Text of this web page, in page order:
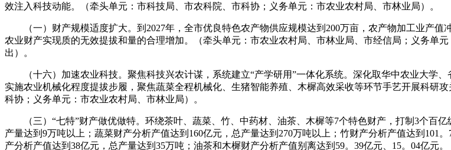
效注入科技动能。（牵头单元：市科技局、市农科院、市科协；义务单元：市农业农村局、市林业局）。
（一）财产规模适度扩大。到2027年，全市优良特色农产物供应规模达到200万亩，农产物加工业产值
农业财产实现质的无效提拔和量的合理增加。（牵头单元：市农业农村局、市林业局、市经信局；义务单
出）。
（十六）加速农业科技。聚焦科技兴农计谋，系统建立“产学研用”一体化系统。深化取华中农业大学、
实施农业机械化程度提拔步履，聚焦蔬菜全程机械化、生猪智能养殖、木樨高效采收等环节手艺开展科研
科协；义务单元：市农业农村局、市林业局）。
（三）“七特”财产做优做特。环绕茶叶、蔬菜、竹、中药材、油茶、木樨等7个特色财产，打制3个百亿
产量达到9万吨以上；蔬菜财产分析产值达到160亿元，总产量达到270万吨以上；竹财产分析产值达到101
产分析产值达到38亿元，总产量达到35万吨；油茶和木樨财产分析产值别离达到59。39亿元、15。04亿元